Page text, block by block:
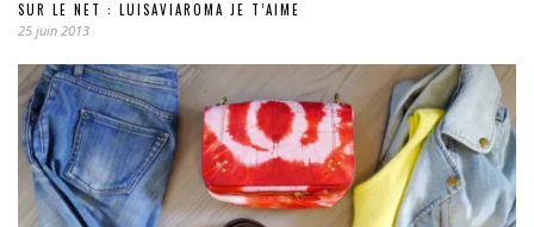
SUR LE NET : LUISAVIAROMA JE T’AIME
25 juin 2013